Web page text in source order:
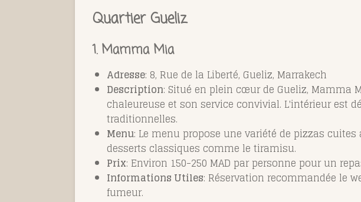
Quartier Gueliz
1. Mamma Mia
Adresse: 8, Rue de la Liberté, Gueliz, Marrakech
Description: Situé en plein cœur de Gueliz,
chaleureuse et son service convivial. L'intérieur est
traditionnelles.
Menu: Le menu propose une variété de pizzas
desserts classiques comme le tiramisu.
Prix: Environ 150-250 MAD par personne pour un
Informations Utiles: Réservation recommandée le
fumeur.